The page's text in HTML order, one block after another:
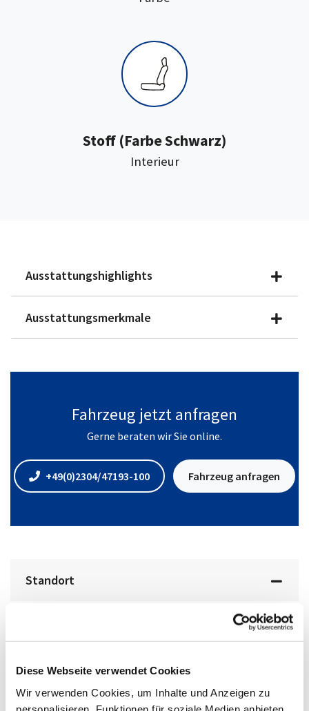
Diese Webseite verwendet Cookies
Wir verwenden Cookies, um Inhalte und Anzeigen zu
Interieur
Stoff :(Farbe Schwarz)
Ausstattungshighlights
Ausstattungsmerkmale
Fahrzeug jetzt anfragen
Gerne beraten wir Sie online.
+49(0)2304/47193-100 Fahrzeug anfragen
Standort